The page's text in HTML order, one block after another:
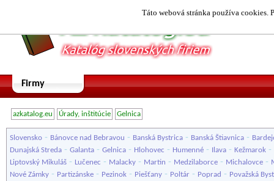
Táto webová stránka používa cookies.
Firmy
azkatalog.eu Úrady, inštitúcie Gelnica
Slovensko - Bánovce nad Bebravou - Banská Bystrica - Banská Štiavnica -
Dunajská Streda - Galanta - Gelnica - Hlohovec - Humenné - Ilava - Kežmarok -
Liptovský Mikuláš - Lučenec - Malacky - Martin - Medzilaborce - Michalovce -
Nové Zámky - Partizánske - Pezinok - Piešťany - Poltár - Poprad - Považská